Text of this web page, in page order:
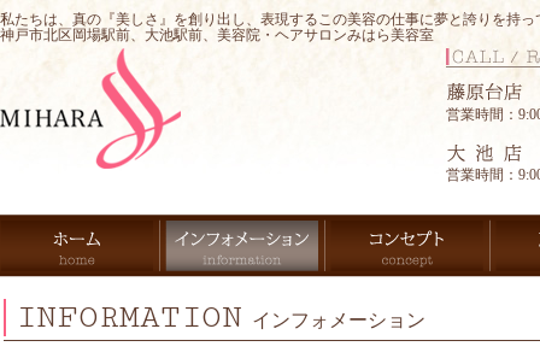
私たちは、真の『美しさ』を創り出し、表現するこの美容の仕事に夢と誇りを持
神戸市北区岡場駅前、大池駅前、美容院・ヘアサロンみはら美容室
営業時間：
営業時間：
INFORMATION インフォメーション